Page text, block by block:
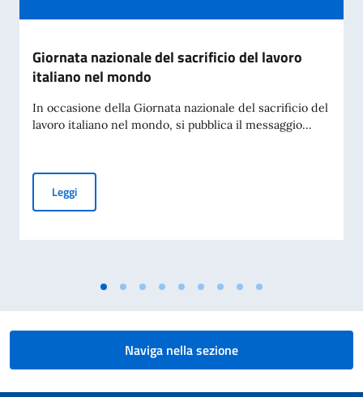
Giornata nazionale del sacrificio del lavoro
italiano nel mondo
In occasione della Giornata nazionale del sacrificio del
lavoro italiano nel mondo, si pubblica il messaggio...
LeggiGiornata nazionale del sacrificio del lavoro italiano nel
Naviga nella sezione